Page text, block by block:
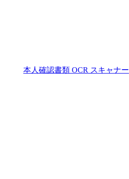
本人確認書類 OCR スキャナー